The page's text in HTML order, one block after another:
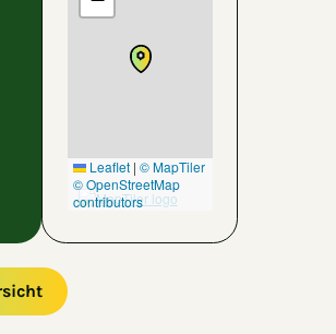
Leaflet | © MapTiler
© OpenStreetMap
contributors